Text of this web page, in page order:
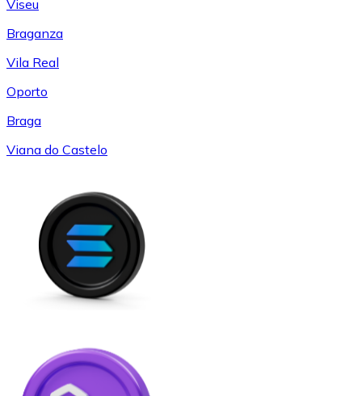
Viseu
Braganza
Vila Real
Oporto
Braga
Viana do Castelo